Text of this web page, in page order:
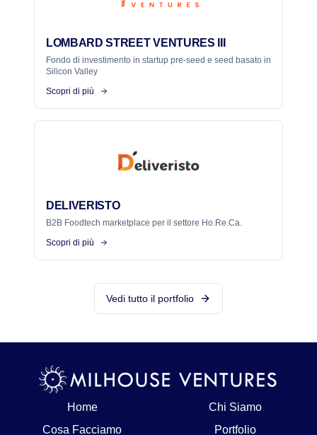
LOMBARD STREET VENTURES III
Fondo di investimento in startup pre-seed e seed basato in
Silicon Valley
Scopri di più
DELIVERISTO
B2B Foodtech marketplace per il settore Ho.Re.Ca.
Scopri di più
Vedi tutto il portfolio
Home
Chi Siamo
Cosa Facciamo
Portfolio